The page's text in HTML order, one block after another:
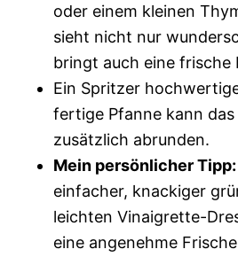
oder einem kleinen
sieht nicht nur
bringt auch eine frische
Ein Spritzer
fertige Pfanne kann
zusätzlich abrunden.
Mein persönlicher Tipp:
einfacher, knackiger
leichten Vinaigrette-
eine angenehme